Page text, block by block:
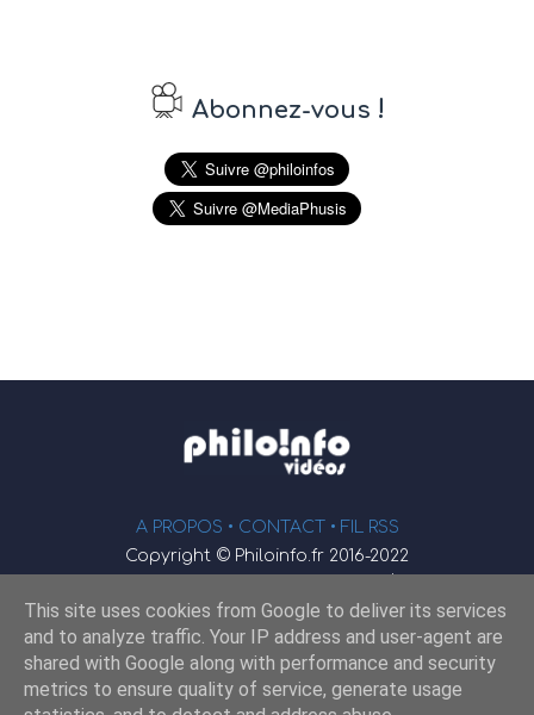
Abonnez-vous !
A PROPOS • CONTACT • FIL RSS
Copyright © Philoinfo.fr 2016-2022
φ
Webmaster : JEND
Retrouvez-nous sur
This site uses cookies from Google to deliver its services
and to analyze traffic. Your IP address and user-agent are
shared with Google along with performance and security
metrics to ensure quality of service, generate usage